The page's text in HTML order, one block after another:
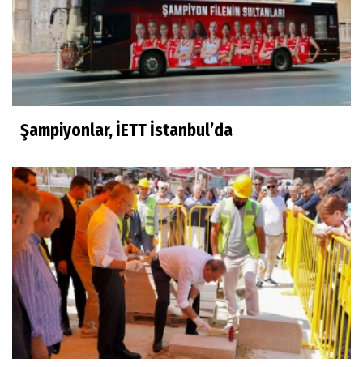
Şampiyonlar, İETT İstanbul’da